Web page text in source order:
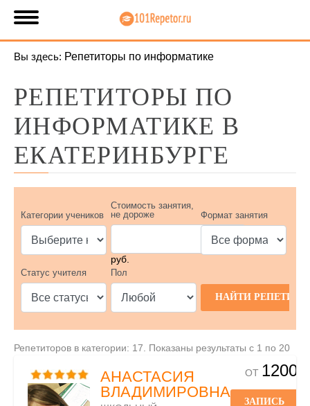
Вы здесь: Репетиторы по информатике
РЕПЕТИТОРЫ ПО
ИНФОРМАТИКЕ В
ЕКАТЕРИНБУРГЕ
Категории учеников
Стоимость занятия,
не дороже
руб.
Формат занятия
Статус учителя Пол
Репетиторов в категории: 17. Показаны результаты с 1 по 20
АНАСТАСИЯ
ВЛАДИМИРОВНА
ОТ 1200
ЗАПИСЬ